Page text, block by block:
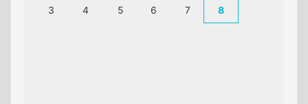
3 4 5 6 7 8